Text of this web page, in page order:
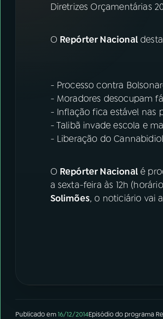
YouTube Facebook
Diretrizes Orçamentárias
O Repórter Nacional
- Processo contra
- Moradores desocupam
- Inflação fica estável nas
- Talibã invade escola e
- Liberação do
O Repórter Nacionalé
a sexta-feira às 12h
Solimões, o noticiário vai
Publicado em16/12/2014Episódiodo programa